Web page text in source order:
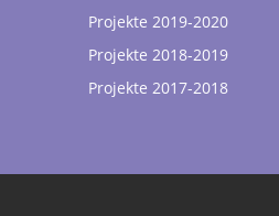
Projekte 2019-2020
Projekte 2018-2019
Projekte 2017-2018